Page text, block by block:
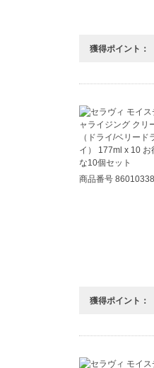
獲得ポイント：
商品番号 86010338
獲得ポイント：